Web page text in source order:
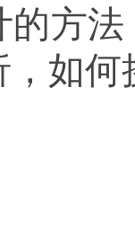
的方
，如